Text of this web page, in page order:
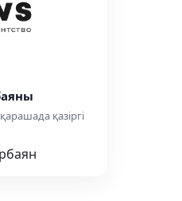
қазіргі